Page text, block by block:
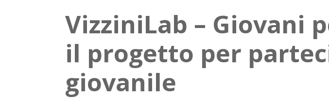
VizziniLab – Giovani
il progetto per
giovanile